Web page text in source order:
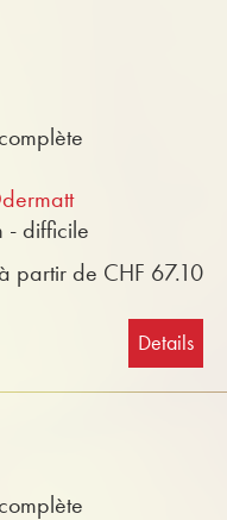
- difficile
partir de CHF 67.10
Details